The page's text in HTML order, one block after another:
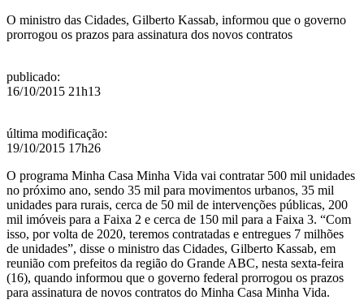
Casa
Minha
O ministro das Cidades, Gilberto Kassab, informou que o governo
prorrogou os prazos para assinatura dos novos contratos
publicado:
16/10/2015 21h13
última modificação:
19/10/2015 17h26
O programa Minha Casa Minha Vida vai contratar 500 mil unidades
no próximo ano, sendo 35 mil para movimentos urbanos, 35 mil
unidades para rurais, cerca de 50 mil de intervenções públicas, 200
mil imóveis para a Faixa 2 e cerca de 150 mil para a Faixa 3. “Com
isso, por volta de 2020, teremos contratadas e entregues 7 milhões
de unidades”, disse o ministro das Cidades, Gilberto Kassab, em
reunião com prefeitos da região do Grande ABC, nesta sexta-feira
(16), quando informou que o governo federal prorrogou os prazos
para assinatura de novos contratos do Minha Casa Minha Vida.